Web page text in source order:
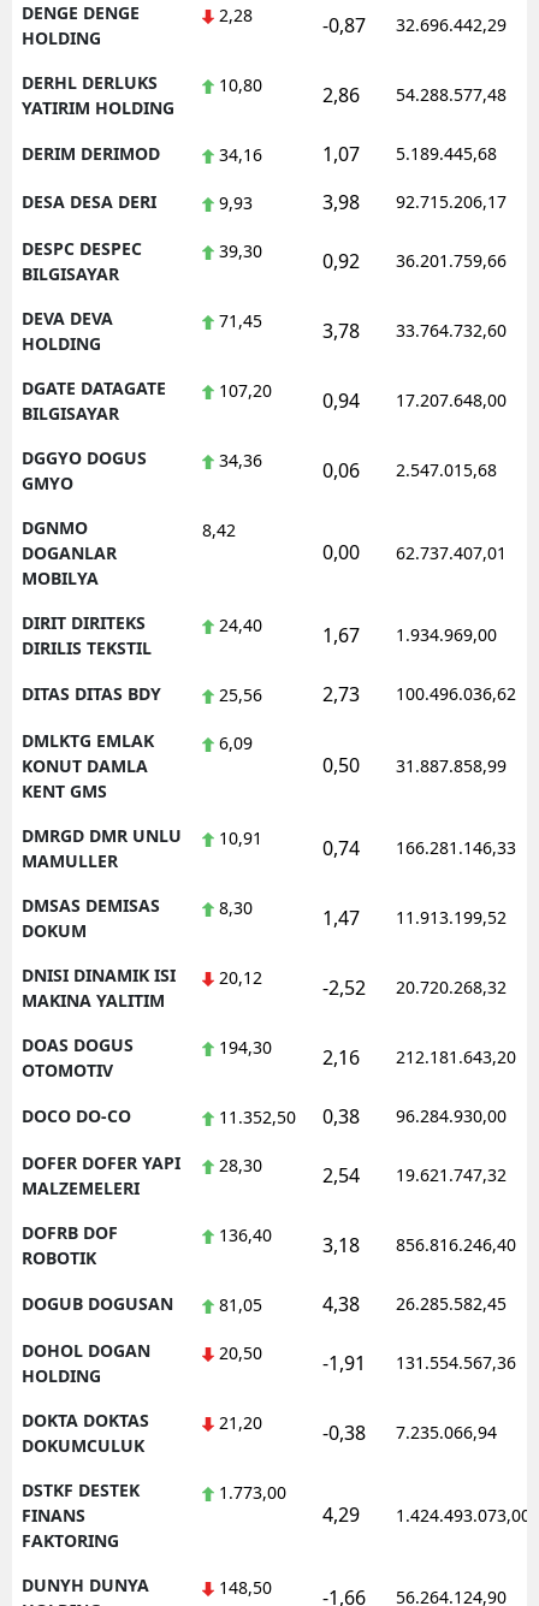
DENGE DENGE
HOLDING
2,28 -0,87 32.696.442,29
DERHL DERLUKS
YATIRIM HOLDING
10,80 2,86 54.288.577,48
DERIM DERIMOD 34,16 1,07 5.189.445,68
DESA DESA DERI 9,93 3,98 92.715.206,17
DESPC DESPEC
BILGISAYAR
39,30 0,92 36.201.759,66
DEVA DEVA
HOLDING
71,45 3,78 33.764.732,60
DGATE DATAGATE
BILGISAYAR
107,20 0,94 17.207.648,00
DGGYO DOGUS
GMYO
34,36 0,06 2.547.015,68
DGNMO
DOGANLAR
MOBILYA
8,42
0,00 62.737.407,01
DIRIT DIRITEKS
DIRILIS TEKSTIL
24,40 1,67 1.934.969,00
DITAS DITAS BDY 25,56 2,73 100.496.036,62
DMLKTG EMLAK
KONUT DAMLA
KENT GMS
6,09
0,50 31.887.858,99
DMRGD DMR UNLU
MAMULLER
10,91 0,74 166.281.146,33
DMSAS DEMISAS
DOKUM
8,30 1,47 11.913.199,52
DNISI DINAMIK ISI
MAKINA YALITIM
20,12 -2,52 20.720.268,32
DOAS DOGUS
OTOMOTIV
194,30 2,16 212.181.643,20
DOCO DO-CO 11.352,50 0,38 96.284.930,00
DOFER DOFER YAPI
MALZEMELERI
28,30 2,54 19.621.747,32
DOFRB DOF
ROBOTIK
136,40 3,18 856.816.246,40
DOGUB DOGUSAN 81,05 4,38 26.285.582,45
DOHOL DOGAN
HOLDING
20,50 -1,91 131.554.567,36
DOKTA DOKTAS
DOKUMCULUK
21,20 -0,38 7.235.066,94
DSTKF DESTEK
FINANS
FAKTORING
1.773,00
4,29 1.424.493.073,00
DUNYH DUNYA
148,50 -1,66 56.264.124,90